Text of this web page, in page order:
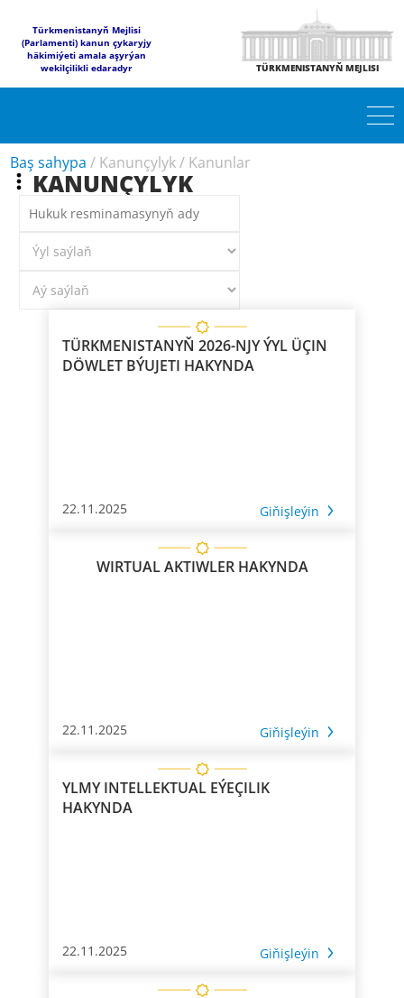
Türkmenistanyň Mejlisi
(Parlamenti) kanun çykaryjy
häkimiýeti amala aşyrýan
wekilçilikli edaradyr
TÜRKMENISTANYŇ MEJLISI
Baş sahypa / Kanunçylyk/ Kanunlar
KANUNÇYLYK
TÜRKMENISTANYŇ 2026-NJY ÝYL ÜÇIN
DÖWLET BÝUJETI HAKYNDA
22.11.2025 Giňişleýin
WIRTUAL AKTIWLER HAKYNDA
22.11.2025 Giňişleýin
YLMY INTELLEKTUAL EÝEÇILIK
HAKYNDA
22.11.2025 Giňişleýin